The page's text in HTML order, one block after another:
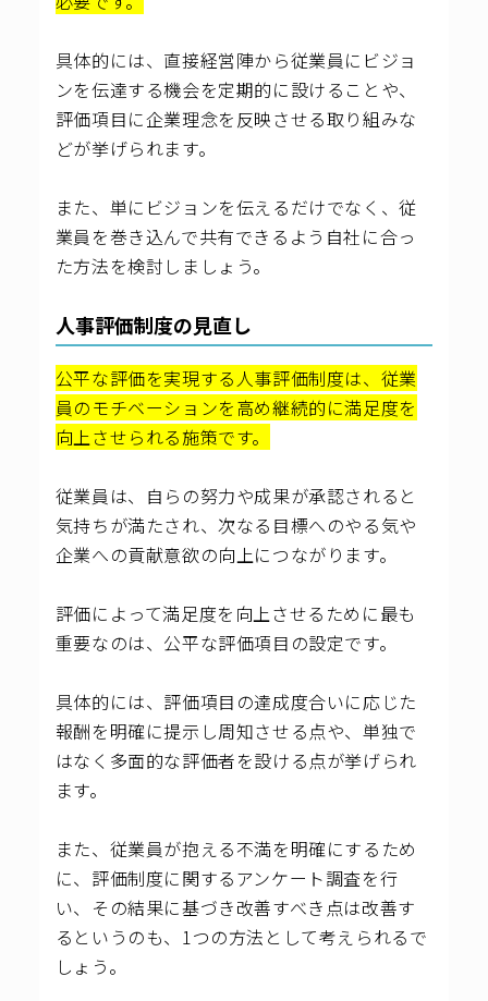
具体的には、直接経営陣から従業員にビジョ
ンを伝達する機会を定期的に設けることや、
評価項目に企業理念を反映させる取り組みな
どが挙げられます。
また、単にビジョンを伝えるだけでなく、従
業員を巻き込んで共有できるよう自社に合っ
た方法を検討しましょう。
人事評価制度の見直し
公平な評価を実現する人事評価制度は、従業
員のモチベーションを高め継続的に満足度を
向上させられる施策です。
従業員は、自らの努力や成果が承認されると
気持ちが満たされ、次なる目標へのやる気や
企業への貢献意欲の向上につながります。
評価によって満足度を向上させるために最も
重要なのは、公平な評価項目の設定です。
具体的には、評価項目の達成度合いに応じた
報酬を明確に提示し周知させる点や、単独で
はなく多面的な評価者を設ける点が挙げられ
ます。
また、従業員が抱える不満を明確にするため
に、評価制度に関するアンケート調査を行
い、その結果に基づき改善すべき点は改善す
るというのも、1つの方法として考えられるで
しょう。